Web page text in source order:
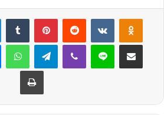
LinkedInTumblr PinterestReddit VKontakte
MessengerWhatsAppTelegramViber Line E-Posta ile
Yazdır